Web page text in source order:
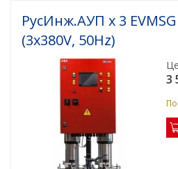
РусИнж.АУП х 3
(3x380V, 50Hz)
3